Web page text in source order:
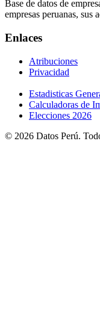
Base de datos de
empresas peruanas, sus
Enlaces
Atribuciones
Privacidad
Estadisticas
Calculadoras de
Elecciones 2026
© 2026 Datos Perú.